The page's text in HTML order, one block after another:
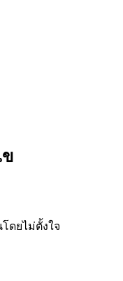
ดยไม่ตั้งใจ